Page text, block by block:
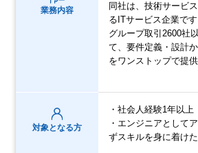
業務内容
同社は、技術サービ
るITサービス企業です
グループ取引2600社
て、要件定義・設計
をワンストップで提供
対象となる方
・社会人経験1年以上
・エンジニアとして
ずスキルを身に着け